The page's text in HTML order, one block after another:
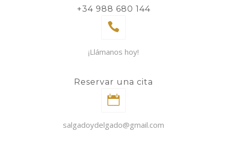
+34 988 680 144
¡Llámanos hoy!
Reservar una cita
salgadoydelgado@gmail.com